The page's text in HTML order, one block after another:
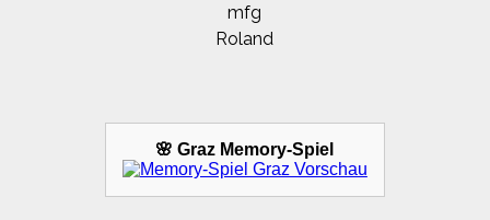
mfg
Roland
🌸 Graz Memory-Spiel